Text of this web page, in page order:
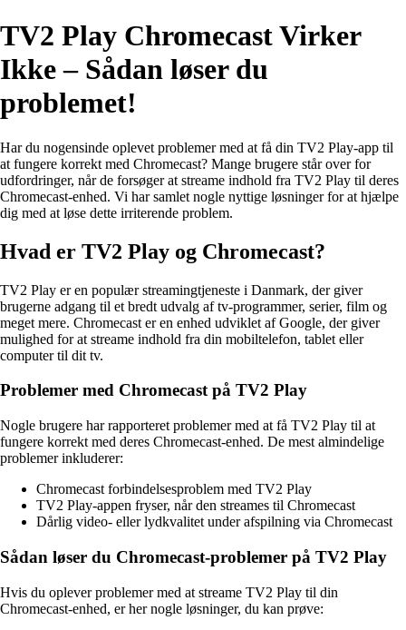
TV2 Play Chromecast Virker
Ikke – Sådan løser du
problemet!
Har du nogensinde oplevet problemer med at få din TV2 Play-app til
at fungere korrekt med Chromecast? Mange brugere står over for
udfordringer, når de forsøger at streame indhold fra TV2 Play til deres
Chromecast-enhed. Vi har samlet nogle nyttige løsninger for at hjælpe
dig med at løse dette irriterende problem.
Hvad er TV2 Play og Chromecast?
TV2 Play er en populær streamingtjeneste i Danmark, der giver
brugerne adgang til et bredt udvalg af tv-programmer, serier, film og
meget mere. Chromecast er en enhed udviklet af Google, der giver
mulighed for at streame indhold fra din mobiltelefon, tablet eller
computer til dit tv.
Problemer med Chromecast på TV2 Play
Nogle brugere har rapporteret problemer med at få TV2 Play til at
fungere korrekt med deres Chromecast-enhed. De mest almindelige
problemer inkluderer:
Chromecast forbindelsesproblem med TV2 Play
TV2 Play-appen fryser, når den streames til Chromecast
Dårlig video- eller lydkvalitet under afspilning via Chromecast
Sådan løser du Chromecast-problemer på TV2 Play
Hvis du oplever problemer med at streame TV2 Play til din
Chromecast-enhed, er her nogle løsninger, du kan prøve: